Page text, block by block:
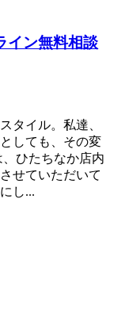
イン無料相談
タイル。私達、
しても、その変
ひたちなか店内
せていただいて
し...